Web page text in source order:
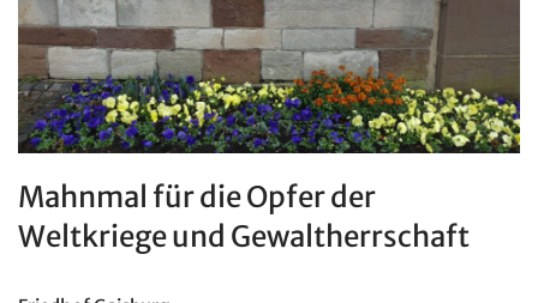
Mahnmal für die Opfer der
Weltkriege und Gewaltherrschaft